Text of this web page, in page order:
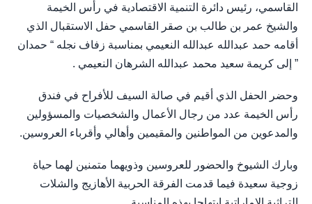
القاسمي، رئيس دائرة التنمية الاقتصادية في رأس الخيمة
والشيخ عمر بن طالب بن صقر القاسمي حفل الاستقبال الذي
أقامه حمد عبدالله عبدالله النعيمي بمناسبة زفاف نجله “ حمدان
” إلى كريمة سعيد محمد عبدالله الشرهان النعيمي .
وحضر الحفل الذي أقيم في صالة السيف للأفراح في فندق
رأس الخيمة عدد من رجال الأعمال والشخصيات والمسؤولين
والمدعوين من المواطنين والمقيمين وأهالي وأقرباء العروسين.
وبارك الشيوخ والحضور للعروسين وذويهما متمنين لهما حياة
زوجية سعيدة فيما قدمت الفرقة الحربية الأهازيج والشلات